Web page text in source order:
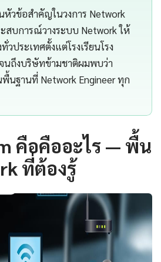
หัวข้อสำคัญในวงการ Network
สบการณ์วางระบบ Network ให้
วประเทศตั้งแต่โรงเรียนโรง
นถึงบริษัทข้ามชาติผมพบว่า
นฐานที่ Network Engineer ทุก
คือคืออะไร — พื้น
ที่ต้องรู้